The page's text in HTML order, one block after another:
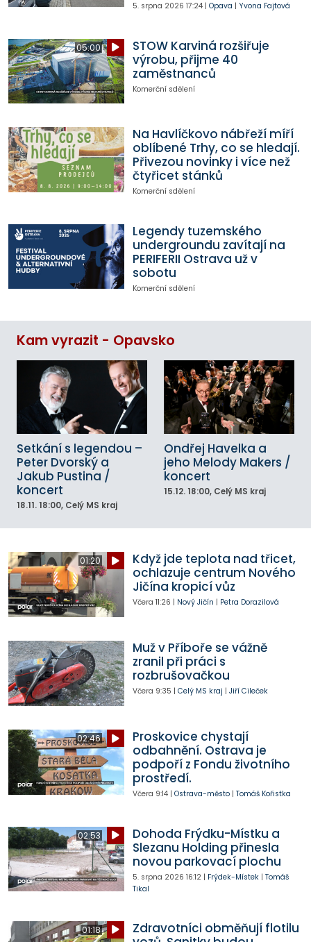
5. srpna 2026 17:24| Opava | Yvona Fajtová
05:00
STOW Karviná rozšiřuje
výrobu, přijme 40
zaměstnanců
Komerční sdělení
Na Havlíčkovo nábřeží míří
oblíbené Trhy, co se hledají.
Přivezou novinky i více než
čtyřicet stánků
Komerční sdělení
Legendy tuzemského
undergroundu zavítají na
PERIFERII Ostrava už v
sobotu
Komerční sdělení
Kam vyrazit - Opavsko
Setkání s legendou –
Peter Dvorský a
Jakub Pustina /
koncert
18.11. 18:00, Celý MS kraj
Ondřej Havelka a
jeho Melody Makers /
koncert
15.12. 18:00, Celý MS kraj
01:20
Když jde teplota nad třicet,
ochlazuje centrum Nového
Jičína kropicí vůz
Včera 11:26 | Nový Jičín | Petra Dorazilová
Muž v Příboře se vážně
zranil při práci s
rozbrušovačkou
Včera 9:35 | Celý MS kraj | Jiří Cileček
02:46
Proskovice chystají
odbahnění. Ostrava je
podpoří z Fondu životního
prostředí.
Včera 9:14| Ostrava-město| Tomáš Kořistka
02:53
Dohoda Frýdku-Místku a
Slezanu Holding přinesla
novou parkovací plochu
5. srpna 2026 16:12| Frýdek-Místek| Tomáš
Tikal
01:18
Zdravotníci obměňují flotilu